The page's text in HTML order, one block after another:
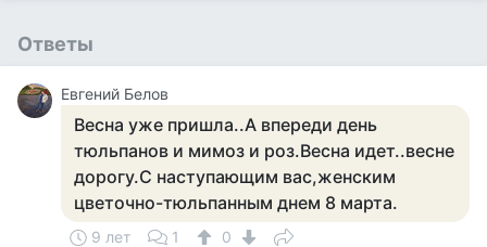
Ответы
Евгений Белов
Весна уже пришла..А впереди день
тюльпанов и мимоз и роз.Весна идет..весне
дорогу.С наступающим вас,женским
цветочно-тюльпанным днем 8 марта.
9 лет 1
0